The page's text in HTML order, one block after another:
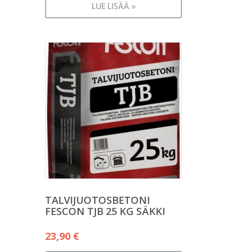
LUE LISÄÄ »
TALVIJUOTOSBETONI
FESCON TJB 25 KG SÄKKI
23,90 €